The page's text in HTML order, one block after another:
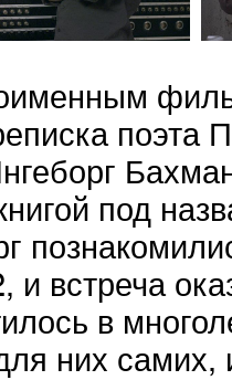
поэта
под
и встреча
в
них самих,